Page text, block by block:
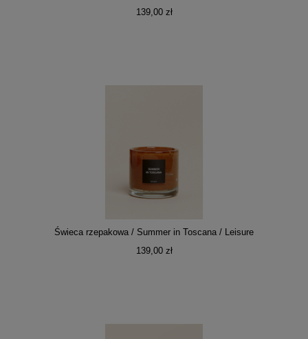
139,00 zł
Świeca rzepakowa / Summer in Toscana / Leisure
139,00 zł